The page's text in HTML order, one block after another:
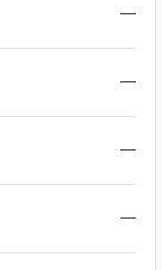
—
—
—
—